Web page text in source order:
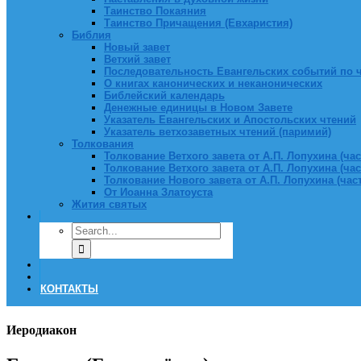
Таинство Покаяния
Таинство Причащения (Евхаристия)
Библия
Новый завет
Ветхий завет
Последовательность Евангельских событий по
О книгах канонических и неканонических
Библейский календарь
Денежные единицы в Новом Завете
Указатель Евангельских и Апостольских чтений
Указатель ветхозаветных чтений (паримий)
Толкования
Толкование Ветхого завета от А.П. Лопухина
Толкование Ветхого завета от А.П. Лопухина
Толкование Нового завета от А.П. Лопухина
От Иоанна Златоуста
Жития святых
КОНТАКТЫ
Иеродиакон